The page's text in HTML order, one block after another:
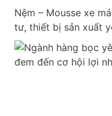
Nệm – Mousse xe
tư, thiết bị sản xuất